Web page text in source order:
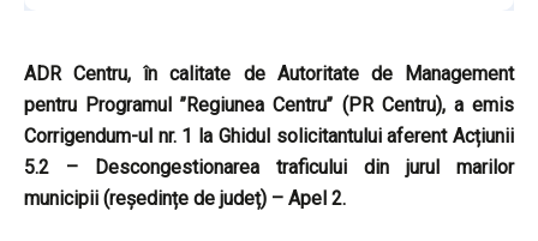
ADR Centru, în calitate de Autoritate de Management
pentru Programul ’’Regiunea Centru’’ (PR Centru), a emis
Corrigendum-ul nr. 1 la Ghidul solicitantului aferent Acțiunii
5.2 – Descongestionarea traficului din jurul marilor
municipii (reședințe de județ) – Apel 2.